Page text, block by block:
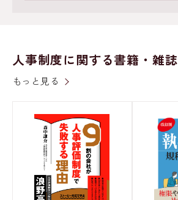
人事制度に関する書籍・雑誌
もっと見る